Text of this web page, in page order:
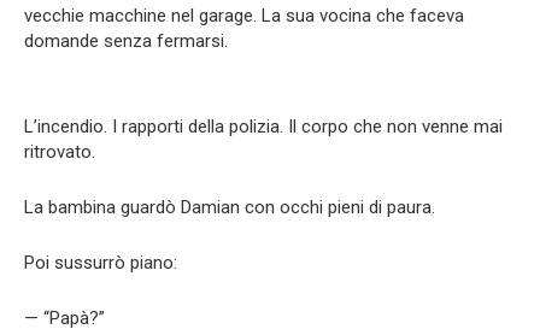
vecchie macchine nel garage. La sua vocina che faceva
domande senza fermarsi.
L’incendio. I rapporti della polizia. Il corpo che non venne mai
ritrovato.
La bambina guardò Damian con occhi pieni di paura.
Poi sussurrò piano:
— “Papà?”